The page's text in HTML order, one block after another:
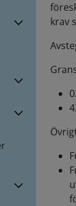
krav